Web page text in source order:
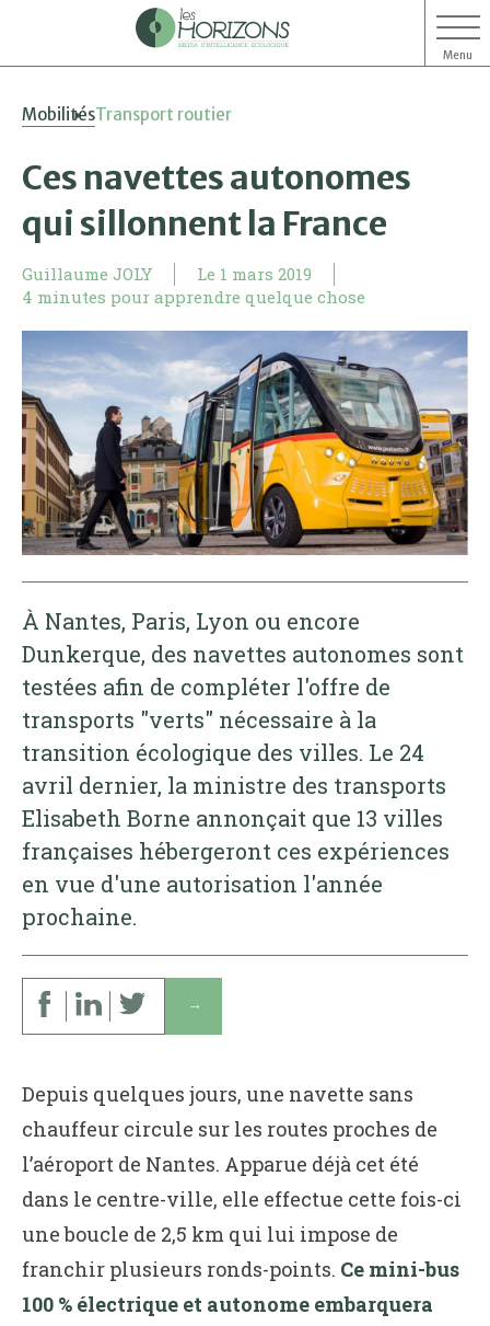
Menu
MobilitésTransport routier
Ces navettes autonomes
qui sillonnent la France
Guillaume JOLY Le 1 mars 2019
4 minutes pour apprendre quelque chose
À Nantes, Paris, Lyon ou encore
Dunkerque, des navettes autonomes sont
testées afin de compléter l'offre de
transports "verts" nécessaire à la
transition écologique des villes. Le 24
avril dernier, la ministre des transports
Elisabeth Borne annonçait que 13 villes
françaises hébergeront ces expériences
en vue d'une autorisation l'année
prochaine.
↓
Depuis quelques jours, une navette sans
chauffeur circule sur les routes proches de
l’aéroport de Nantes. Apparue déjà cet été
dans le centre-ville, elle effectue cette fois-ci
une boucle de 2,5 km qui lui impose de
franchir plusieurs ronds-points. Ce mini-bus
100 % électrique et autonome embarquera